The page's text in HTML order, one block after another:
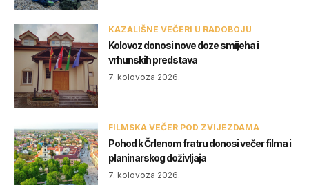
KAZALIŠNE VEČERI U RADOBOJU
Kolovoz donosi nove doze smijeha i
vrhunskih predstava
7. kolovoza 2026.
FILMSKA VEČER POD ZVIJEZDAMA
Pohod k Črlenom fratru donosi večer filma i
planinarskog doživljaja
7. kolovoza 2026.